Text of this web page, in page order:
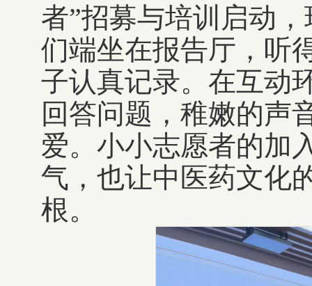
者”招募与培训启动
们端坐在报告厅，听
子认真记录。在互动
回答问题，稚嫩的声
爱。小小志愿者的加
气，也让中医药文化
根。